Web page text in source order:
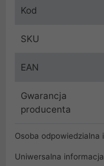
Kod
SKU
EAN
Gwarancja
producenta
Osoba odpowiedzialna
Uniwersalna